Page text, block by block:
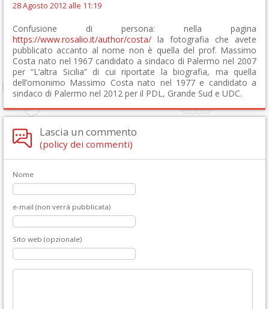
28 Agosto 2012 alle 11:19
Confusione di persona: nella pagina
https://www.rosalio.it/author/costa/ la fotografia che avete
pubblicato accanto al nome non è quella del prof. Massimo
Costa nato nel 1967 candidato a sindaco di Palermo nel 2007
per “L’altra Sicilia” di cui riportate la biografia, ma quella
dell’omonimo Massimo Costa nato nel 1977 e candidato a
sindaco di Palermo nel 2012 per il PDL, Grande Sud e UDC.
Lascia un commento
(policy dei commenti)
Nome
e-mail (non verrà pubblicata)
Sito web (opzionale)